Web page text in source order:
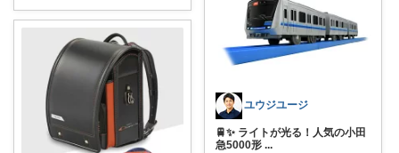
ユウジユージ
🚆✨ ライトが光る！人気の小田
急5000形 ...